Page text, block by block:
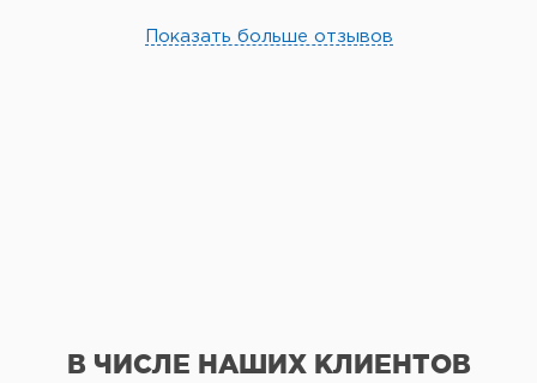
Показать больше отзывов
В ЧИСЛЕ НАШИХ КЛИЕНТОВ